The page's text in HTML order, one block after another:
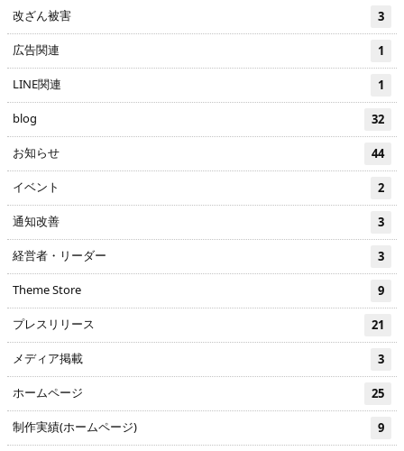
改ざん被害 3
広告関連 1
LINE関連 1
blog 32
お知らせ 44
イベント 2
通知改善 3
経営者・リーダー 3
Theme Store 9
プレスリリース 21
メディア掲載 3
ホームページ 25
制作実績(ホームページ) 9